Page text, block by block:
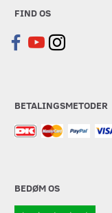
FIND OS
BETALINGSMETODER
BEDØM OS